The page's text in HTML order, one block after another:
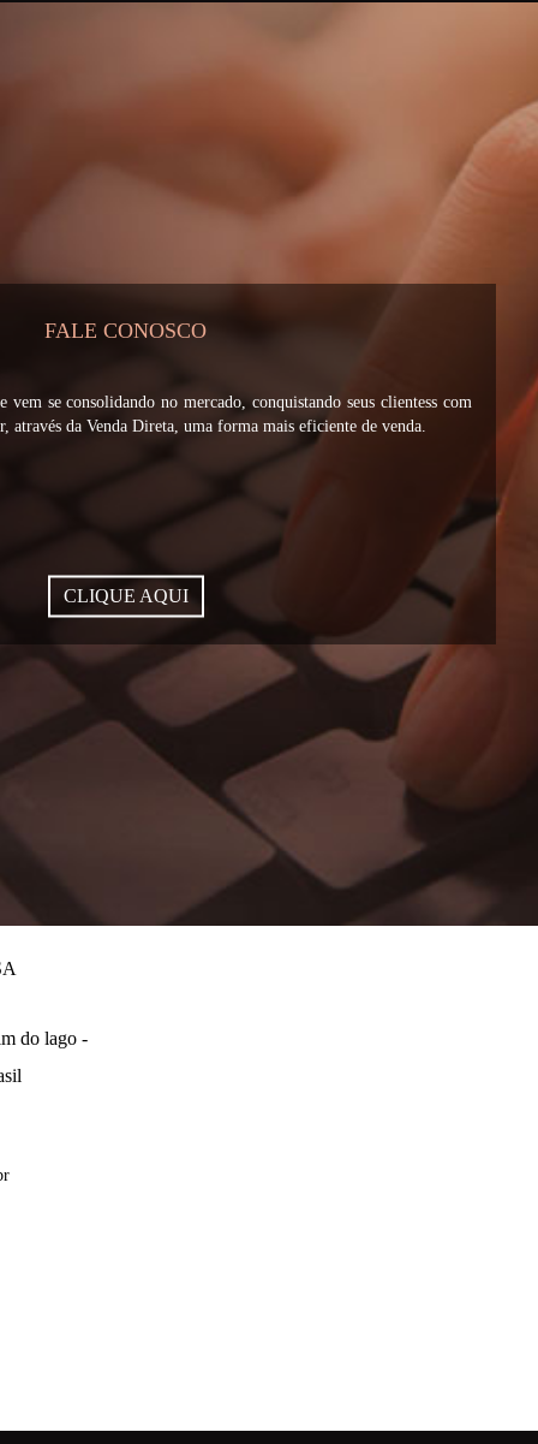
FALE CONOSCO
vem se consolidando no mercado, conquistando seus clientess com
através da Venda Direta, uma forma mais eficiente de venda.
CLIQUE AQUI
do lago -